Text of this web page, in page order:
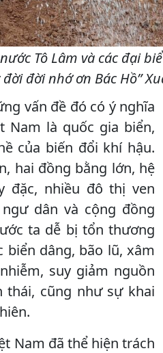
Tô Lâm và các đại
đời nhớ ơn Bác Hồ”
vấn đề đó có ý nghĩa
Nam là quốc gia biển,
của biến đổi khí hậu.
hai đồng bằng lớn, hệ
đặc, nhiều đô thị ven
dân và cộng đồng
ta dễ bị tổn thương
dâng, bão lũ, xâm
suy giảm nguồn
thái, cũng như sự khai
Nam đã thể hiện trách